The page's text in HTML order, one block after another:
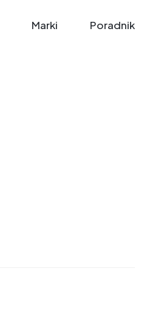
Marki Poradnik